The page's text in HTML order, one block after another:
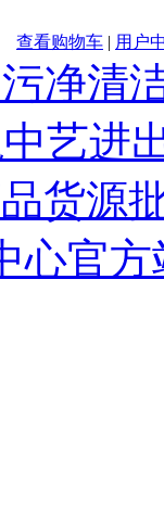
查看购物车 | 用户